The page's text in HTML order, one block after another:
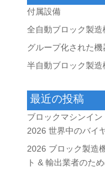
付属設備
全自動ブロック製造
グループ化された機
半自動ブロック製造
最近の投稿
ブロックマシンイ
2026 世界中のバイ
2026 ブロック製造
ト & 輸出業者のた